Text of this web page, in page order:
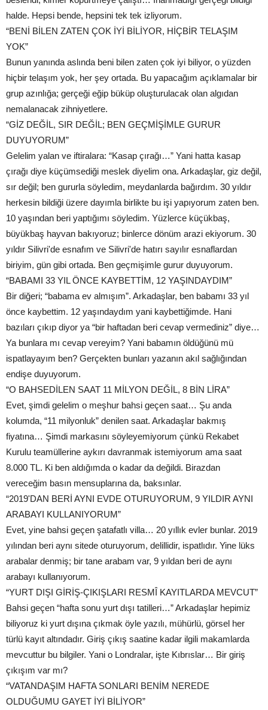
halde. Hepsi bende, hepsini tek tek izliyorum.
“BENİ BİLEN ZATEN ÇOK İYİ BİLİYOR, HİÇBİR TELAŞIM
YOK”
Bunun yanında aslında beni bilen zaten çok iyi biliyor, o yüzden
hiçbir telaşım yok, her şey ortada. Bu yapacağım açıklamalar bir
grup azınlığa; gerçeği eğip büküp oluşturulacak olan algıdan
nemalanacak zihniyetlere.
“GİZ DEĞİL, SIR DEĞİL; BEN GEÇMİŞİMLE GURUR
DUYUYORUM”
Gelelim yalan ve iftiralara: “Kasap çırağı…” Yani hatta kasap
çırağı diye küçümsediği meslek diyelim ona. Arkadaşlar, giz değil,
sır değil; ben gururla söyledim, meydanlarda bağırdım. 30 yıldır
herkesin bildiği üzere dayımla birlikte bu işi yapıyorum zaten ben.
10 yaşından beri yaptığımı söyledim. Yüzlerce küçükbaş,
büyükbaş hayvan bakıyoruz; binlerce dönüm arazi ekiyorum. 30
yıldır Silivri'de esnafım ve Silivri'de hatırı sayılır esnaflardan
biriyim, gün gibi ortada. Ben geçmişimle gurur duyuyorum.
“BABAMI 33 YIL ÖNCE KAYBETTİM, 12 YAŞINDAYDIM”
Bir diğeri; “babama ev almışım”. Arkadaşlar, ben babamı 33 yıl
önce kaybettim. 12 yaşındaydım yani kaybettiğimde. Hani
bazıları çıkıp diyor ya “bir haftadan beri cevap vermediniz” diye…
Ya bunlara mı cevap vereyim? Yani babamın öldüğünü mü
ispatlayayım ben? Gerçekten bunları yazanın akıl sağlığından
endişe duyuyorum.
“O BAHSEDİLEN SAAT 11 MİLYON DEĞİL, 8 BİN LİRA”
Evet, şimdi gelelim o meşhur bahsi geçen saat… Şu anda
kolumda, “11 milyonluk” denilen saat. Arkadaşlar bakmış
fiyatına… Şimdi markasını söyleyemiyorum çünkü Rekabet
Kurulu teamüllerine aykırı davranmak istemiyorum ama saat
8.000 TL. Ki ben aldığımda o kadar da değildi. Birazdan
vereceğim basın mensuplarına da, baksınlar.
“2019'DAN BERİ AYNI EVDE OTURUYORUM, 9 YILDIR AYNI
ARABAYI KULLANIYORUM”
Evet, yine bahsi geçen şatafatlı villa… 20 yıllık evler bunlar. 2019
yılından beri aynı sitede oturuyorum, delillidir, ispatlıdır. Yine lüks
arabalar denmiş; bir tane arabam var, 9 yıldan beri de aynı
arabayı kullanıyorum.
“YURT DIŞI GİRİŞ-ÇIKIŞLARI RESMÎ KAYITLARDA MEVCUT”
Bahsi geçen “hafta sonu yurt dışı tatilleri…” Arkadaşlar hepimiz
biliyoruz ki yurt dışına çıkmak öyle yazılı, mühürlü, görsel her
türlü kayıt altındadır. Giriş çıkış saatine kadar ilgili makamlarda
mevcuttur bu bilgiler. Yani o Londralar, işte Kıbrıslar… Bir giriş
çıkışım var mı?
“VATANDAŞIM HAFTA SONLARI BENİM NEREDE
OLDUĞUMU GAYET İYİ BİLİYOR”